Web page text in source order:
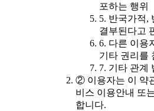
포하는 행위
5. 반국가적,
결부된다고
6. 다른 이용
기타 권리를
7. 기타 관계
② 이용자는 이 약
비스 이용안내 또
합니다.